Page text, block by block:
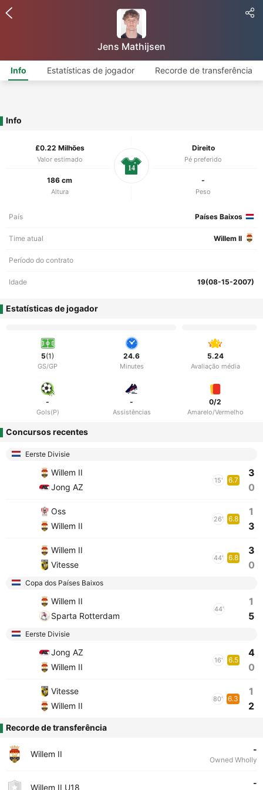
Jens Mathijsen
Info Estatísticas de jogador Recorde de transferência
Info
£0.22 Milhões
Valor estimado
Direito
Pé preferido
186 cm
Altura
-
Peso
14
País Países Baixos
Time atual Willem II
Período do contrato
Idade 19(08-15-2007)
Estatísticas de jogador
5(1)
GS/GP
24.6
Minutes
5.24
Avaliação média
-
Gols(P)
-
Assistências
0/2
Amarelo/Vermelho
Concursos recentes
Eerste Divisie
Willem II
Jong AZ
15' 6.7
3
0
Oss
Willem II
26' 6.8
1
3
Willem II
Vitesse
44' 6.8
3
0
Copa dos Países Baixos
Willem II
Sparta Rotterdam
44'
1
5
Eerste Divisie
Jong AZ
Willem II
16' 6.5
4
0
Vitesse
Willem II
80' 6.3
1
2
Recorde de transferência
Willem II -
Owned Wholly
Willem II U18 -